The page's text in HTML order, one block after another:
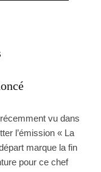
vu dans
l’émission « La
marque la fin
pour ce chef